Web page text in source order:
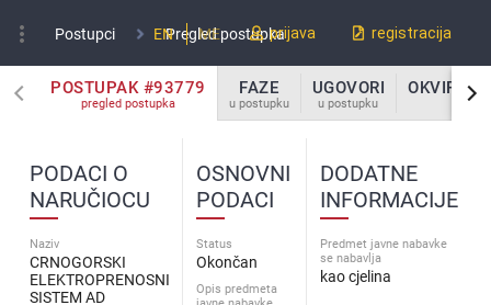
more_vert Postupci Pregled postupka
EN ME prijava registracija
POSTUPAK #93779
pregled postupka
FAZE
u postupku
UGOVORI
u postupku
OKVIRNI
u
OSNOVNI
PODACI
Status
Okončan
Opis predmeta
DODATNE
INFORMACIJE
Predmet javne nabavke
se nabavlja
kao cjelina
PODACI O
NARUČIOCU
Naziv
CRNOGORSKI
ELEKTROPRENOSNI
SISTEM AD